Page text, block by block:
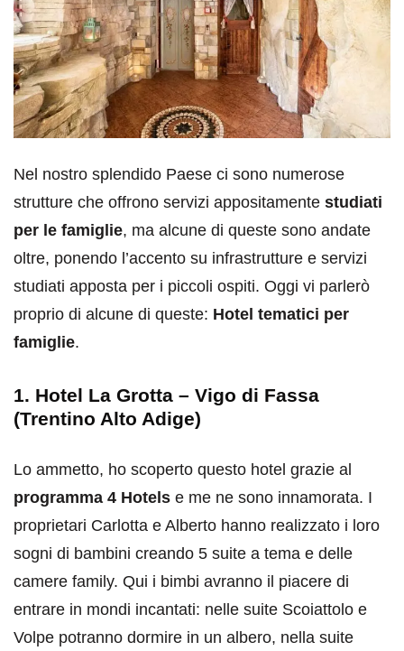
Nel nostro splendido Paese ci sono numerose
strutture che offrono servizi appositamente studiati
per le famiglie, ma alcune di queste sono andate
oltre, ponendo l’accento su infrastrutture e servizi
studiati apposta per i piccoli ospiti. Oggi vi parlerò
proprio di alcune di queste: Hotel tematici per
famiglie.
1. Hotel La Grotta – Vigo di Fassa
(Trentino Alto Adige)
Lo ammetto, ho scoperto questo hotel grazie al
programma 4 Hotels e me ne sono innamorata. I
proprietari Carlotta e Alberto hanno realizzato i loro
sogni di bambini creando 5 suite a tema e delle
camere family. Qui i bimbi avranno il piacere di
entrare in mondi incantati: nelle suite Scoiattolo e
Volpe potranno dormire in un albero, nella suite